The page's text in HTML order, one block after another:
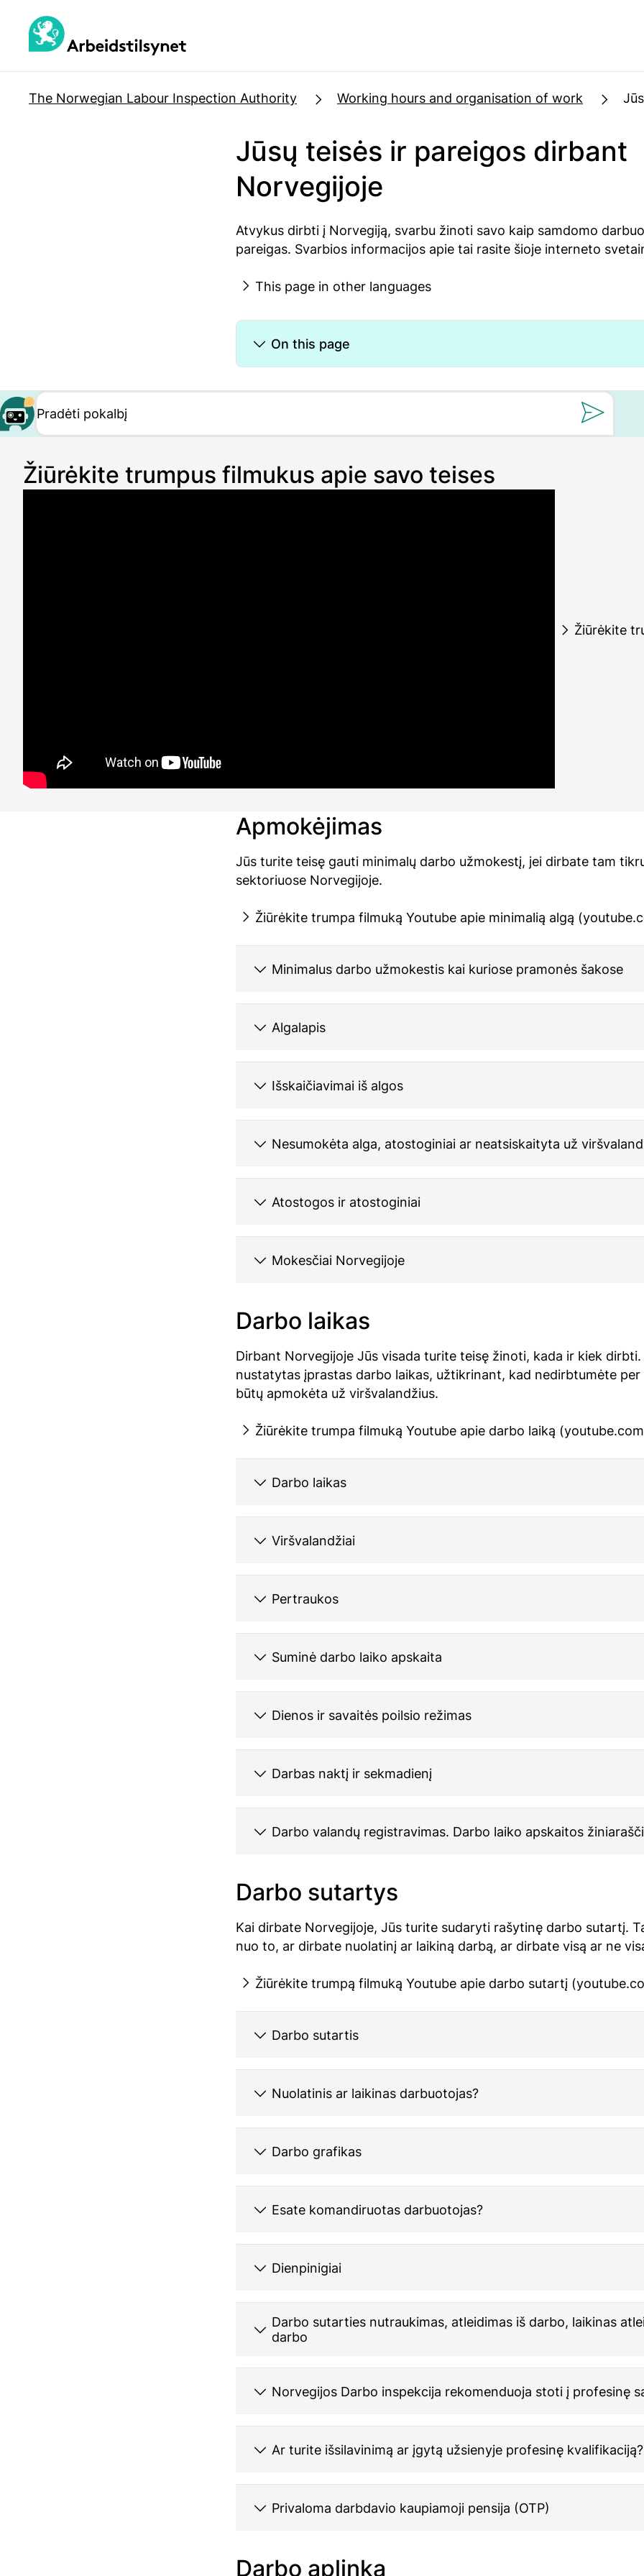
content
The Norwegian Labour Inspection Authority Working hours and organisation of work
Jūsų teisės ir pareigos dirbant
Norvegijoje
Atvykus dirbti į Norvegiją, svarbu žinoti savo kaip samdomo
pareigas. Svarbios informacijos apie tai rasite šioje interneto
This page in other languages
On this page
Žiūrėkite trumpus filmukus apie savo teises
Žiūrėkite
Apmokėjimas
Jūs turite teisę gauti minimalų darbo užmokestį, jei dirbate tam
sektoriuose Norvegijoje.
Žiūrėkite trumpa filmuką Youtube apie minimalią algą
Minimalus darbo užmokestis kai kuriose pramonės šakose
Algalapis
Išskaičiavimai iš algos
Nesumokėta alga, atostoginiai ar neatsiskaityta už
Atostogos ir atostoginiai
Mokesčiai Norvegijoje
Darbo laikas
Dirbant Norvegijoje Jūs visada turite teisę žinoti, kada ir kiek dirbti.
nustatytas įprastas darbo laikas, užtikrinant, kad nedirbtumėte per
būtų apmokėta už viršvalandžius.
Žiūrėkite trumpa filmuką Youtube apie darbo laiką
Darbo laikas
Viršvalandžiai
Pertraukos
Suminė darbo laiko apskaita
Dienos ir savaitės poilsio režimas
Darbas naktį ir sekmadienį
Darbo valandų registravimas. Darbo laiko apskaitos
Darbo sutartys
Kai dirbate Norvegijoje, Jūs turite sudaryti rašytinę darbo sutartį.
nuo to, ar dirbate nuolatinį ar laikiną darbą, ar dirbate visą ar ne
Žiūrėkite trumpą filmuką Youtube apie darbo sutartį
Darbo sutartis
Nuolatinis ar laikinas darbuotojas?
Darbo grafikas
Esate komandiruotas darbuotojas?
Dienpinigiai
Darbo sutarties nutraukimas, atleidimas iš darbo, laikinas
darbo
Norvegijos Darbo inspekcija rekomenduoja stoti į profesinę
Ar turite išsilavinimą ar įgytą užsienyje profesinę kvalifikaciją?
Privaloma darbdavio kaupiamoji pensija (OTP)
Darbo aplinka